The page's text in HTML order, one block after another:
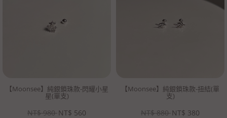
【Moonsee】純銀鎖珠款-閃耀小星
星(單支)
NT$ 980 NT$ 560
【Moonsee】純銀鎖珠款-扭結(單
支)
NT$ 880 NT$ 380